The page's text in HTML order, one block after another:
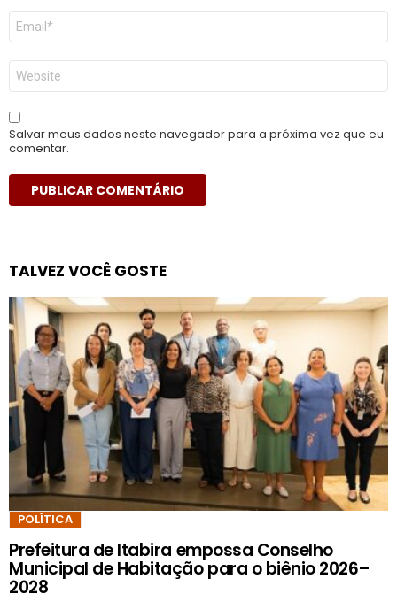
E-
mail
*
Site
Salvar meus dados neste navegador para a próxima vez que eu
comentar.
TALVEZ VOCÊ GOSTE
POLÍTICA
Prefeitura de Itabira empossa Conselho
Municipal de Habitação para o biênio 2026–
2028